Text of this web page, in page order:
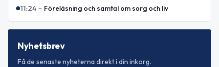
11:24 – Föreläsning och samtal om sorg och liv
Nyhetsbrev
Få de senaste nyheterna direkt i din inkorg.